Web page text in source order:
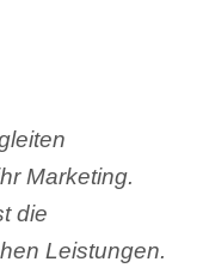
Marketing.
die
Leistungen.